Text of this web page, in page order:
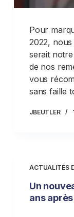
Pour
2022,
serait
de nos
vous
sans faille
JBEUTLER
ACTUALITÉS
Un
ans après